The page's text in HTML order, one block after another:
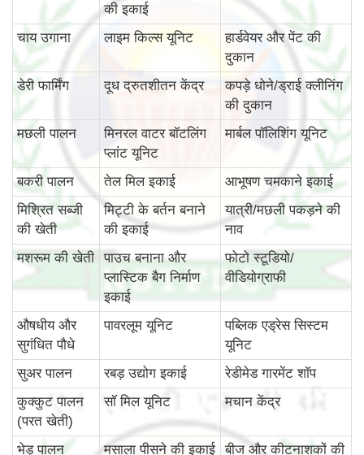
की इकाई
चाय उगाना लाइम किल्स यूनिट
हार्डवेयर और पेंट की
दुकान
डेरी फार्मिंग
दूध द्रुतशीतन केंद्र
कपड़े धोने/ड्राई क्लीनिंग
की दुकान
मछली पालन
मिनरल वाटर बॉटलिंग
प्लांट यूनिट
मार्बल पॉलिशिंग यूनिट
बकरी पालन तेल मिल इकाई
आभूषण चमकाने इकाई
मिश्रित सब्जी
की खेती
मिट्टी के बर्तन बनाने
की इकाई
यात्री/मछली पकड़ने की
नाव
मशरूम की खेती
पाउच बनाना और
प्लास्टिक बैग निर्माण
इकाई
फोटो स्टूडियो/
वीडियोग्राफी
औषधीय और
सुगंधित पौधे
पावरलूम यूनिट
पब्लिक एड्रेस सिस्टम
यूनिट
सुअर पालन
रबड़ उद्योग इकाई
रेडीमेड गारमेंट शॉप
कुक्कुट पालन
(परत खेती)
सॉ मिल यूनिट मचान केंद्र
भेड़ पालन मसाला पीसने की इकाई बीज और कीटनाशकों की